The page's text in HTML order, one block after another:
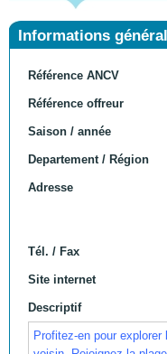
Informations
Référence ANCV
Référence offreur
Saison / année
Departement / Région
Adresse
Tél. / Fax
Site internet
Descriptif
Profitez-en pour